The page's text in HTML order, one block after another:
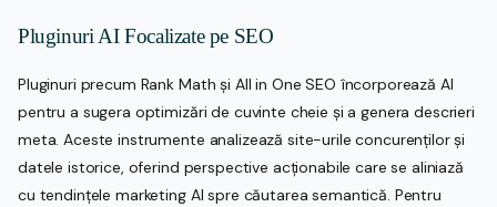
Pluginuri AI Focalizate pe SEO
Pluginuri precum Rank Math și All in One SEO încorporează AI
pentru a sugera optimizări de cuvinte cheie și a genera descrieri
meta. Aceste instrumente analizează site-urile concurenților și
datele istorice, oferind perspective acționabile care se aliniază
cu tendințele marketing AI spre căutarea semantică. Pentru